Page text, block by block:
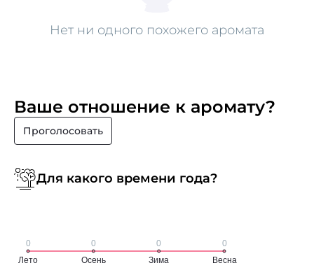
Нет ни одного похожего аромата
Ваше отношение к аромату?
Проголосовать
Для какого времени года?